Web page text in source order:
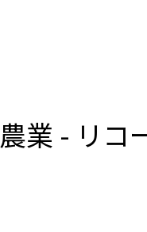
農業 - リコ